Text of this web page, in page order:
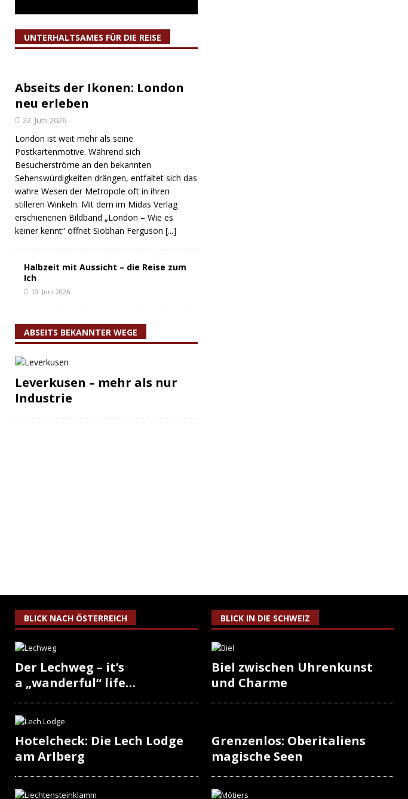
UNTERHALTSAMES FÜR DIE REISE
Abseits der Ikonen: London
neu erleben
22. Juni 2026
London ist weit mehr als seine
Postkartenmotive. Während sich
Besucherströme an den bekannten
Sehenswürdigkeiten drängen, entfaltet sich das
wahre Wesen der Metropole oft in ihren
stilleren Winkeln. Mit dem im Midas Verlag
erschienenen Bildband „London – Wie es
keiner kennt“ öffnet Siobhan Ferguson [...]
Halbzeit mit Aussicht – die Reise zum
Ich
10. Juni 2026
ABSEITS BEKANNTER WEGE
Leverkusen – mehr als nur
Industrie
BLICK NACH ÖSTERREICH
Der Lechweg – it’s
a „wanderful“ life…
Hotelcheck: Die Lech Lodge
am Arlberg
BLICK IN DIE SCHWEIZ
Biel zwischen Uhrenkunst
und Charme
Grenzenlos: Oberitaliens
magische Seen